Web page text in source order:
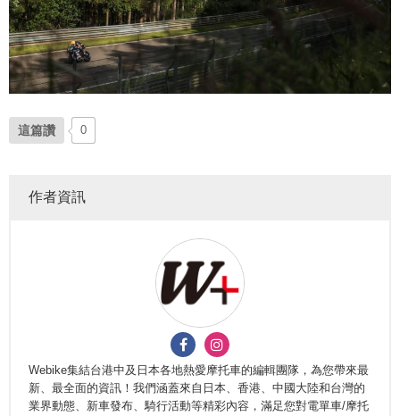
這篇讚 0
作者資訊
Webike集結台港中及日本各地熱愛摩托車的編輯團隊，為您帶來最
新、最全面的資訊！我們涵蓋來自日本、香港、中國大陸和台灣的
業界動態、新車發布、騎行活動等精彩內容，滿足您對電單車/摩托